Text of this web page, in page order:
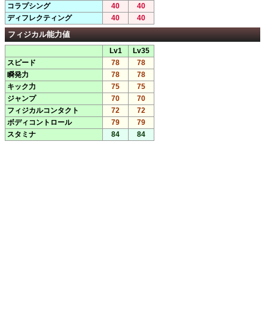
コラプシング 40
40
ディフレクティング
40 40
フィジカル能力値
Lv1
Lv35
スピード
78
78
瞬発力
78
78
キック力
75
75
ジャンプ
70
70
フィジカルコンタクト
72
72
ボディコントロール
79
79
スタミナ
84 84